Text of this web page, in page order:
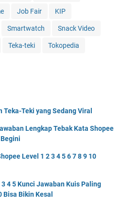
Job Fair KIP
Smartwatch Snack Video
Teka-teki Tokopedia
Teki yang Sedang Viral
Lengkap Tebak Kata Shopee
Level 1 2 3 4 5 6 7 8 9 10
4 5 Kunci Jawaban Kuis Paling
Bikin Kesal